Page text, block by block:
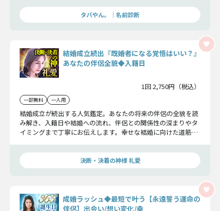
す。
タバやん。｜名前診断
結婚成立続出『既婚者になる覚悟はいい？』
あなたの伴侶全貌◆入籍日
1回 2,750円（税込）
一部無料 一人用
結婚成立が続出する人気鑑定。あなたの将来の伴侶の全貌を読
み解き、入籍日や結婚への流れ、伴侶との関係性の深まりやタ
イミングまで丁寧にお伝えします。幸せな結婚に向けた道筋を
決断・決着の神様 礼愛
成婚ラッシュ◆最短で叶う【永遠誓う運命の
伴侶】出会い/想い変化/幸